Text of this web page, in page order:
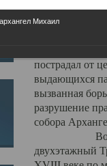
Свято-
Сегодня мы
пострадал от
выдающихся
вызванная
разрушение
собора
Возникнув
двухэтажный
Михаил